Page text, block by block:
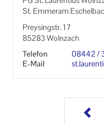
St. Em­meram
Prey­sing­str. 17
85283 Wolnz­ach
Te­le­fon
08442 /
E-​Mail
Links
Unser Auftrag
Ihr Kontakt zu uns
Datenschutzerklärung